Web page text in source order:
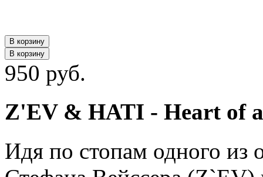
В корзину
В корзину
950 руб.
Z'EV & HATI - Heart of
Идя по стопам одного из